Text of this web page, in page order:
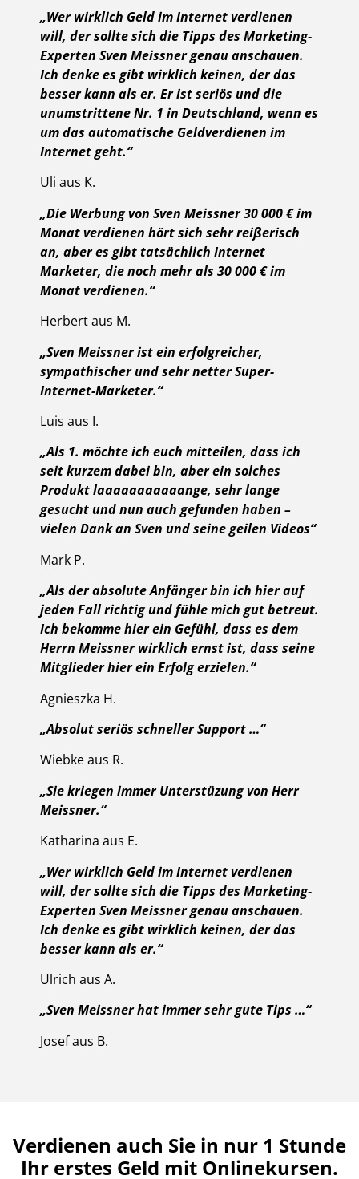
„Wer wirklich Geld im Internet verdienen
will, der sollte sich die Tipps des Marketing-
Experten Sven Meissner genau anschauen.
Ich denke es gibt wirklich keinen, der das
besser kann als er. Er ist seriös und die
unumstrittene Nr. 1 in Deutschland, wenn es
um das automatische Geldverdienen im
Internet geht.“
Uli aus K.
„Die Werbung von Sven Meissner 30 000 € im
Monat verdienen hört sich sehr reißerisch
an, aber es gibt tatsächlich Internet
Marketer, die noch mehr als 30 000 € im
Monat verdienen.“
Herbert aus M.
„Sven Meissner ist ein erfolgreicher,
sympathischer und sehr netter Super-
Internet-Marketer.“
Luis aus I.
„Als 1. möchte ich euch mitteilen, dass ich
seit kurzem dabei bin, aber ein solches
Produkt laaaaaaaaaaange, sehr lange
gesucht und nun auch gefunden haben –
vielen Dank an Sven und seine geilen Videos“
Mark P.
„Als der absolute Anfänger bin ich hier auf
jeden Fall richtig und fühle mich gut betreut.
Ich bekomme hier ein Gefühl, dass es dem
Herrn Meissner wirklich ernst ist, dass seine
Mitglieder hier ein Erfolg erzielen.“
Agnieszka H.
„Absolut seriös schneller Support …“
Wiebke aus R.
„Sie kriegen immer Unterstüzung von Herr
Meissner.“
Katharina aus E.
„Wer wirklich Geld im Internet verdienen
will, der sollte sich die Tipps des Marketing-
Experten Sven Meissner genau anschauen.
Ich denke es gibt wirklich keinen, der das
besser kann als er.“
Ulrich aus A.
„Sven Meissner hat immer sehr gute Tips …“
Josef aus B.
Verdienen auch Sie in nur 1 Stunde
Ihr erstes Geld mit Onlinekursen.